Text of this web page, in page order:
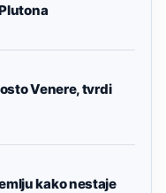
Venere, tvrdi
kako nestaje